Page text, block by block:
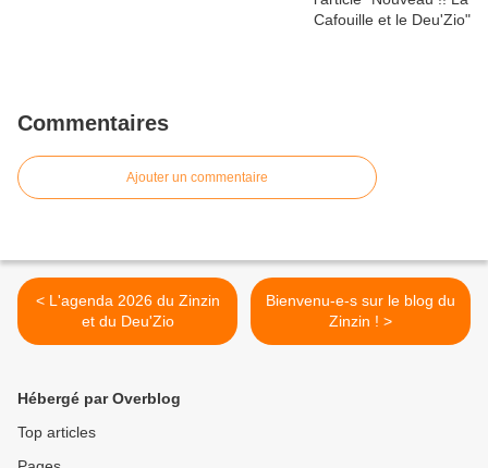
Commentaires
Ajouter un commentaire
< L'agenda 2026 du Zinzin
et du Deu'Zio
Bienvenu-e-s sur le blog du
Zinzin ! >
Hébergé par Overblog
Top articles